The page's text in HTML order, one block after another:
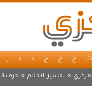
ث ج ح خ د ذ ر
مركزي » تفسير الاحلام » حرف